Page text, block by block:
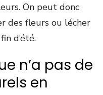
On peut donc
des fleurs ou lécher
d’été.
n’a pas de
en